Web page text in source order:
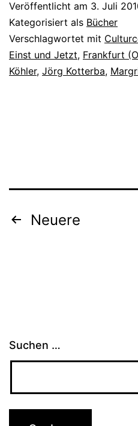
Veröffentlicht am 3. Juli
Kategorisiert als Bücher
Verschlagwortet mit
Einst und Jetzt, Frankfurt
Köhler, Jörg Kotterba,
Neuere
Suchen …